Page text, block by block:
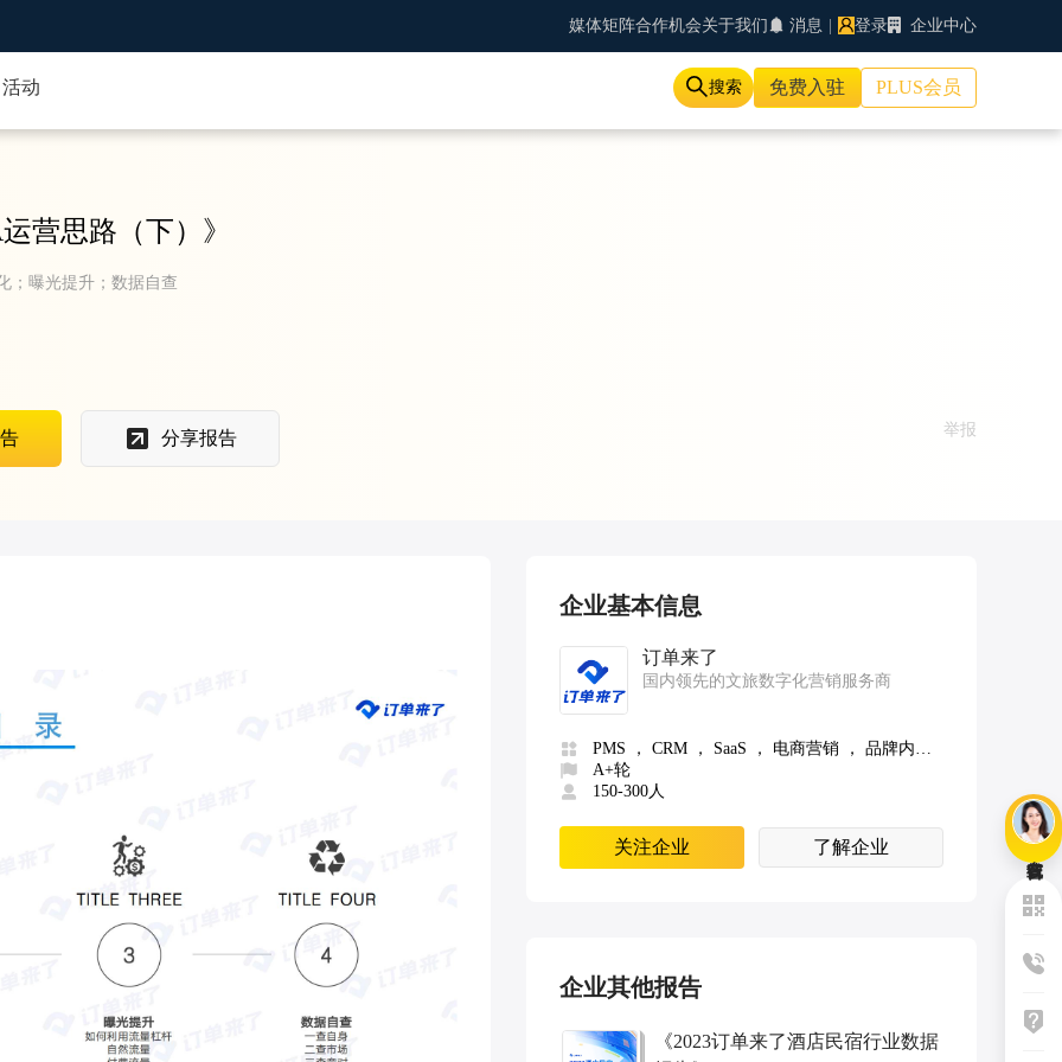
媒体矩阵合作机会关于我们 消息 登录 企业中心
活动 搜索 免费入驻 PLUS会员
营思路（下） 》
；曝光提升；数据自查
分享报告 举报
企业基本信息
订单来了
国内领先的文旅数字化营销服务商
A+轮
150-300人
关注企业 了解企业
企业其他报告
《2023订单来了酒店民宿行业数据